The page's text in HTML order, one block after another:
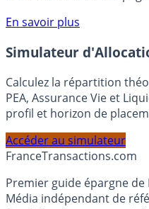
Voir conditions sur la page
En savoir plus
Simulateur
Calculez la répartition
PEA, Assurance Vie et
profil et horizon de
FranceTransactions.com